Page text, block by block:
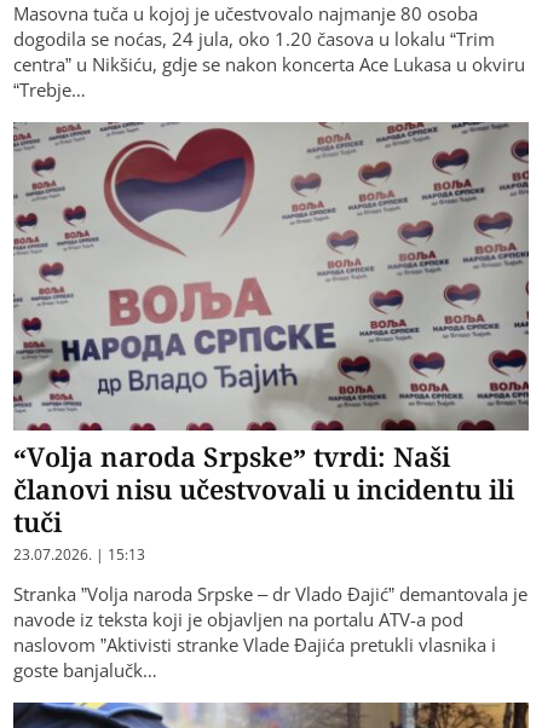
Masovna tuča u kojoj je učestvovalo najmanje 80 osoba
dogodila se noćas, 24 jula, oko 1.20 časova u lokalu “Trim
centra” u Nikšiću, gdje se nakon koncerta Ace Lukasa u okviru
“Trebje…
“Volja naroda Srpske” tvrdi: Naši
članovi nisu učestvovali u incidentu ili
tuči
23.07.2026. | 15:13
Stranka ”Volja naroda Srpske – dr Vlado Đajić” demantovala je
navode iz teksta koji je objavljen na portalu ATV-a pod
naslovom ”Aktivisti stranke Vlade Đajića pretukli vlasnika i
goste banjalučk…